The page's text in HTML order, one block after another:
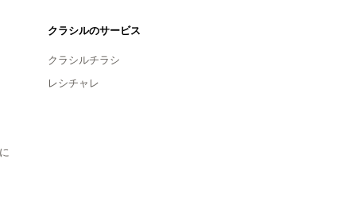
クラシルのサービス
クラシルチラシ
レシチャレ